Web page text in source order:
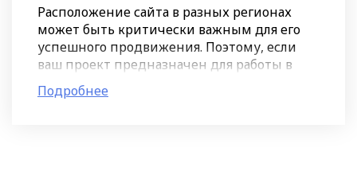
Расположение сайта в разных регионах
может быть критически важным для его
успешного продвижения. Поэтому, если
ваш проект предназначен для работы в
нескольких городах или даже странах,
желательно создать разные
Подробнее